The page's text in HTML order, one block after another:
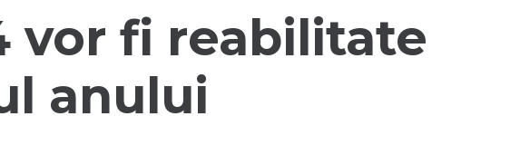
vor fi reabilitate
anului